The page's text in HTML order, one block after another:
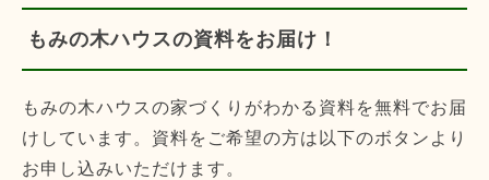
もみの木ハウスの資料をお届け！
もみの木ハウスの家づくりがわかる資料を無料でお届
けしています。資料をご希望の方は以下のボタンより
お申し込みいただけます。